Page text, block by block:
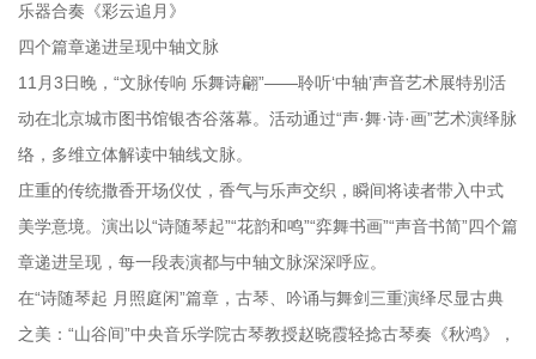
乐器合奏《彩云追月》
四个篇章递进呈现中轴文脉
11月3日晚，“文脉传响 乐舞诗翩”——聆听‘中轴’声音艺术展特别活
动在北京城市图书馆银杏谷落幕。活动通过“声·舞·诗·画”艺术演绎脉
络，多维立体解读中轴线文脉。
庄重的传统撒香开场仪仗，香气与乐声交织，瞬间将读者带入中式
美学意境。演出以“诗随琴起”“花韵和鸣”“弈舞书画”“声音书简”四个篇
章递进呈现，每一段表演都与中轴文脉深深呼应。
在“诗随琴起 月照庭闲”篇章，古琴、吟诵与舞剑三重演绎尽显古典
之美：“山谷间”中央音乐学院古琴教授赵晓霞轻捻古琴奏《秋鸿》，